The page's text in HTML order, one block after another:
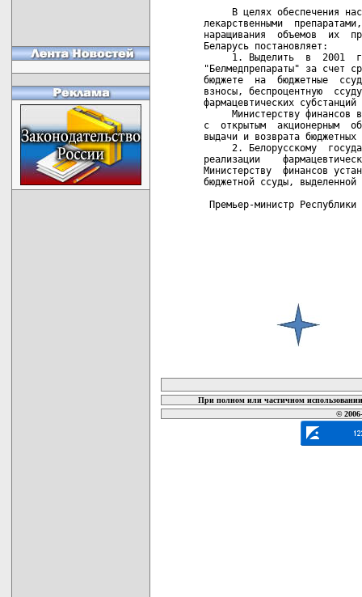
В целях обеспечения
лекарственными
наращивания  объемов  их
Беларусь постановляет:
1. Выделить  в  2001
"Белмедпрепараты" за счет
бюджете  на  бюджетные
взносы, беспроцентную
фармацевтических
Министерству финансов
с  открытым  акционерным
выдачи и возврата бюджетных
2. Белорусскому
реализации
Министерству  финансов
бюджетной ссуды, выделенной
Премьер-министр
При полном или частичном
©